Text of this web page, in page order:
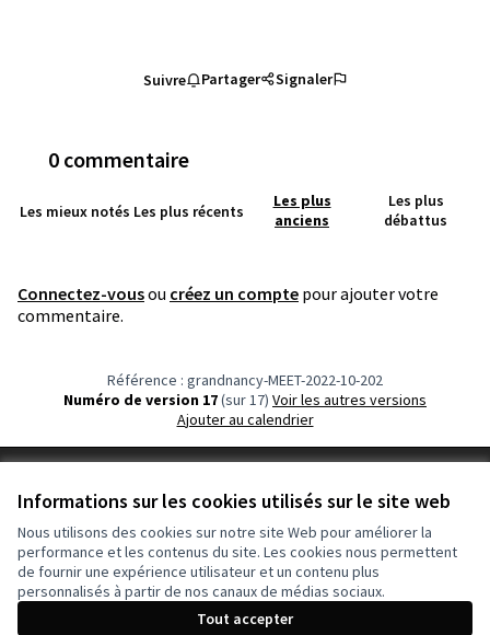
Informations sur les cookies utilisés sur le site web
Nous utilisons des cookies sur notre site Web pour améliorer la
performance et les contenus du site. Les cookies nous permettent
de fournir une expérience utilisateur et un contenu plus
personnalisés à partir de nos canaux de médias sociaux.
Tout accepter
Suivre Partager Signaler
0 commentaire
Les mieux notés Les plus récents
Les plus
anciens
Les plus
débattus
Connectez-vousou créez un compte pour ajouter votre
commentaire.
Référence : grandnancy-MEET-2022-10-202
Numéro de version 17(sur 17)
voir les autres versions
Ajouter au calendrier
Paramètres des cookies
(Lien externe) logiciel libre Decidim
(Lien externe)
.